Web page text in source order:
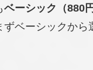
ベーシック（880
ベーシックか